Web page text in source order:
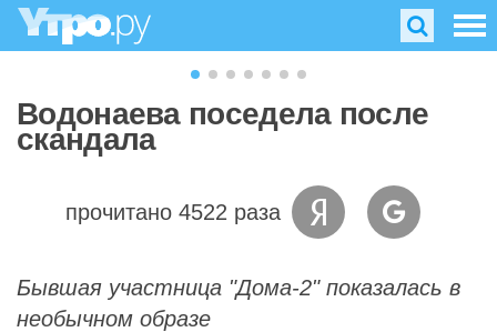
Водонаева поседела после
скандала
прочитано 4522 раза
Бывшая участница "Дома-2" показалась в
необычном образе